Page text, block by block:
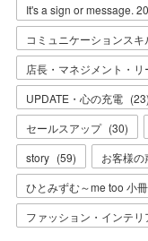
It's a sign or message.
コミュニケーションスキ
店長・マネジメント・
UPDATE・心の充電 (23)
セールスアップ (30)
story (59) お客様の
ひとみずむ～me too 小
ファッション・インテ